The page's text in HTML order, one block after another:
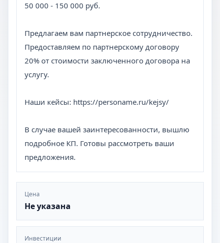
50 000 - 150 000 руб.
Предлагаем вам партнерское сотрудничество.
Предоставляем по партнерскому договору
20% от стоимости заключенного договора на
услугу.
Наши кейсы: https://personame.ru/kejsy/
В случае вашей заинтересованности, вышлю
подробное КП. Готовы рассмотреть ваши
предложения.
Цена
Не указана
Инвестиции